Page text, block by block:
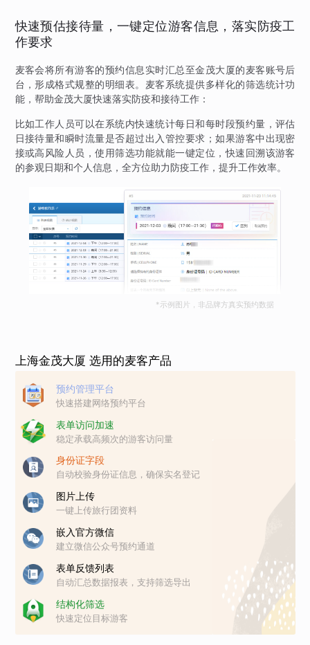
快速预估接待量，一键定位游客信息，落实防疫工
作要求
麦客会将所有游客的预约信息实时汇总至金茂大厦的麦客账号后
台，形成格式规整的明细表。麦客系统提供多样化的筛选统计功
能，帮助金茂大厦快速落实防疫和接待工作：
比如工作人员可以在系统内快速统计每日和每时段预约量，评估
日接待量和瞬时流量是否超过出入管控要求；如果游客中出现密
接或高风险人员，使用筛选功能就能一键定位，快速回溯该游客
的参观日期和个人信息，全方位助力防疫工作，提升工作效率。
*示例图片，非品牌方真实预约数据
上海金茂大厦 选用的麦客产品
预约管理平台
快速搭建网络预约平台
表单访问加速
稳定承载高频次的游客访问量
身份证字段
自动校验身份证信息，确保实名登记
图片上传
一键上传旅行团资料
嵌入官方微信
建立微信公众号预约通道
表单反馈列表
自动汇总数据报表，支持筛选导出
结构化筛选
快速定位目标游客